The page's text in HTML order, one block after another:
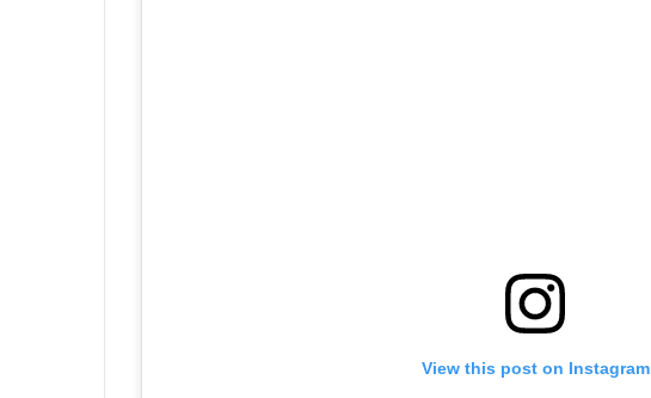
View this post on Instagram